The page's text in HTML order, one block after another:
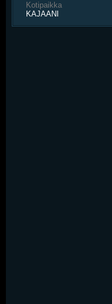
Kotipaikka
KAJAANI